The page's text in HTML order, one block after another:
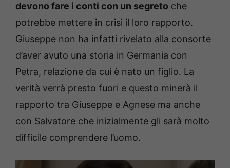
devono fare i conti con un segreto che
potrebbe mettere in crisi il loro rapporto.
Giuseppe non ha infatti rivelato alla consorte
d’aver avuto una storia in Germania con
Petra, relazione da cui è nato un figlio. La
verità verrà presto fuori e questo minerà il
rapporto tra Giuseppe e Agnese ma anche
con Salvatore che inizialmente gli sarà molto
difficile comprendere l’uomo.